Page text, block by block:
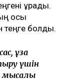
құрады.
осы
теңге болды.
ұзақ
үшін
мысалы